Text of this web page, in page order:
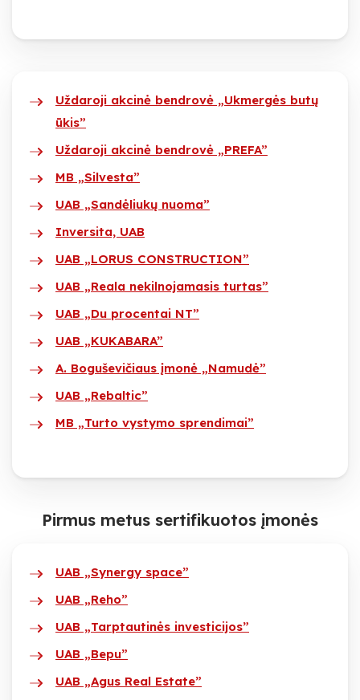
Uždaroji akcinė bendrovė „Ukmergės butų
ūkis”
Uždaroji akcinė bendrovė „PREFA”
MB „Silvesta”
UAB „Sandėliukų nuoma”
Inversita, UAB
UAB „LORUS CONSTRUCTION”
UAB „Reala nekilnojamasis turtas”
UAB „Du procentai NT”
UAB „KUKABARA”
A. Boguševičiaus įmonė „Namudė”
UAB „Rebaltic”
MB „Turto vystymo sprendimai”
Pirmus metus sertifikuotos įmonės
UAB „Synergy space”
UAB „Reho”
UAB „Tarptautinės investicijos”
UAB „Bepu”
UAB „Agus Real Estate”